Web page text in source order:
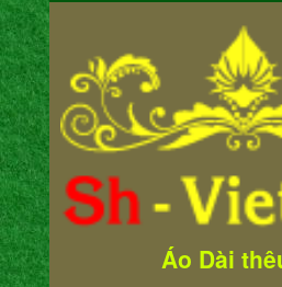
Áo Dài